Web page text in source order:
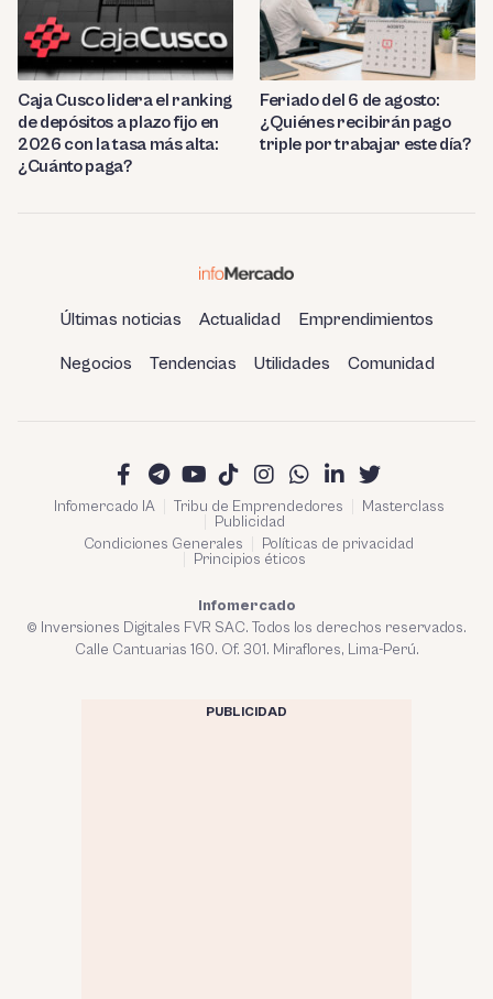
Caja Cusco lidera el ranking
de depósitos a plazo fijo en
2026 con la tasa más alta:
¿Cuánto paga?
Feriado del 6 de agosto:
¿Quiénes recibirán pago
triple por trabajar este día?
Últimas noticias Actualidad Emprendimientos
Negocios Tendencias Utilidades Comunidad
Infomercado IA Tribu de Emprendedores
Masterclass
Publicidad
Condiciones Generales
Políticas de privacidad
Principios éticos
Infomercado
© Inversiones Digitales FVR SAC. Todos los derechos reservados.
Calle Cantuarias 160. Of. 301. Miraflores, Lima-Perú.
PUBLICIDAD